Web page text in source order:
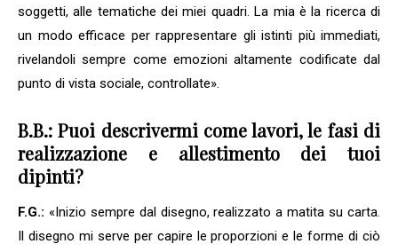
soggetti, alle tematiche dei miei quadri. La mia è la ricerca di
un modo efficace per rappresentare gli istinti più immediati,
rivelandoli sempre come emozioni altamente codificate dal
punto di vista sociale, controllate».
B.B.: Puoi descrivermi come lavori, le fasi di
realizzazione e allestimento dei tuoi
dipinti?
F.G.: «Inizio sempre dal disegno, realizzato a matita su carta.
Il disegno mi serve per capire le proporzioni e le forme di ciò